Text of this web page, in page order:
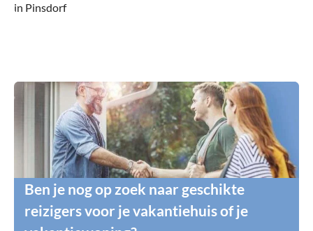
in Pinsdorf
Ben je nog op zoek naar geschikte
reizigers voor je vakantiehuis of je